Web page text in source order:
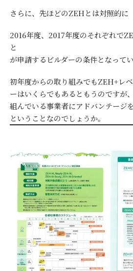
さらに、先ほどのZEHとは対照的に
2016年度、2017年度のそれぞれで
と
が申請するビルダーの条件となってい
初年度からの取り組みでもZEH+レ
ーはいくらでもあるともうのですが
組んでいる事業者にアドバンテージ
ということなのでしょうか。